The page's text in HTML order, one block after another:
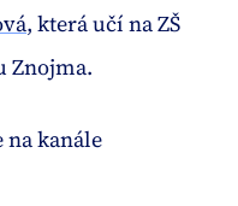
, která učí na ZŠ
Znojma.
na kanále